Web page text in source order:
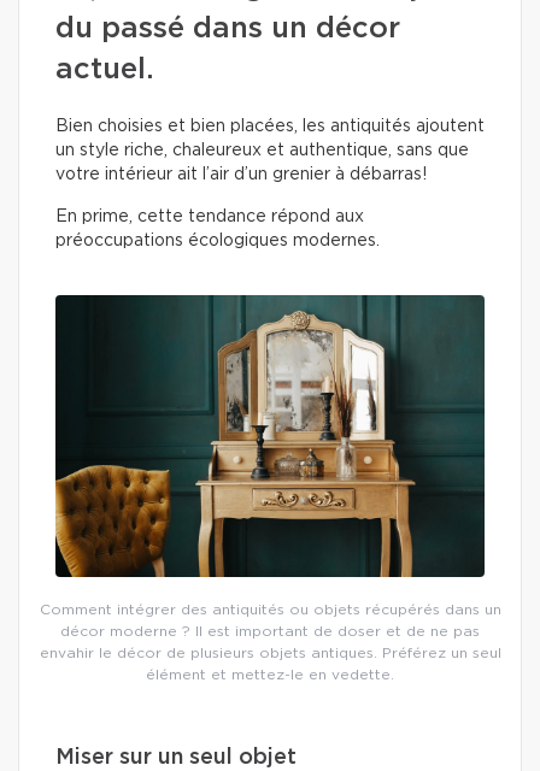
du passé dans un décor
actuel.
Bien choisies et bien placées, les antiquités ajoutent
un style riche, chaleureux et authentique, sans que
votre intérieur ait l’air d’un grenier à débarras!
En prime, cette tendance répond aux
préoccupations écologiques modernes.
Comment intégrer des antiquités ou objets récupérés dans un
décor moderne ? Il est important de doser et de ne pas
envahir le décor de plusieurs objets antiques. Préférez un seul
élément et mettez-le en vedette.
Miser sur un seul objet